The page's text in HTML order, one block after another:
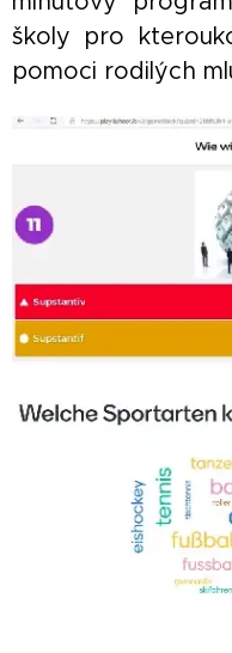
školy pro
pomoci rodilých